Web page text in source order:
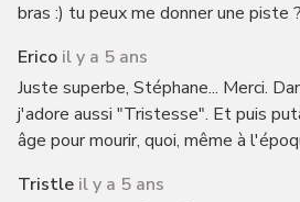
bras :) tu peux me donner une piste
Erico il y a 5 ans
Juste superbe, Stéphane... Merci.
j'adore aussi "Tristesse". Et puis
âge pour mourir, quoi, même à
Tristle il y a 5 ans